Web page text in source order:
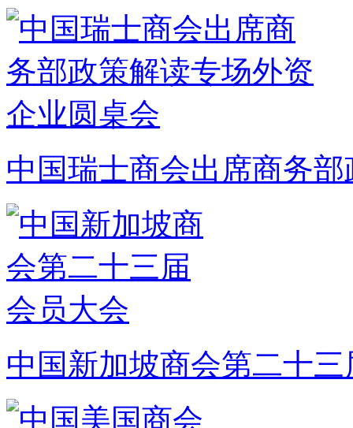
中国瑞士商会出席商务
中国新加坡商会第二十